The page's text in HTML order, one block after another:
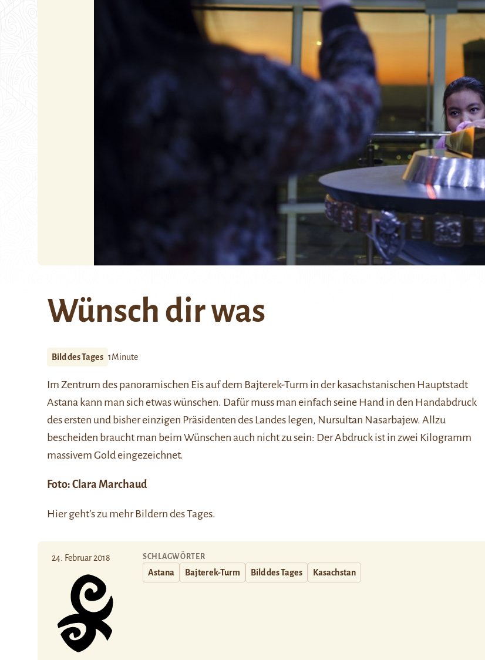
Wünsch dir was
Bild des Tages 1Minute
Im Zentrum des panoramischen Eis auf dem Bajterek-Turm in der kasachstanischen Hauptstadt
Astana kann man sich etwas wünschen. Dafür muss man einfach seine Hand in den Handabdruck
des ersten und bisher einzigen Präsidenten des Landes legen, Nursultan Nasarbajew. Allzu
bescheiden braucht man beim Wünschen auch nicht zu sein: Der Abdruck ist in zwei Kilogramm
massivem Gold eingezeichnet.
Foto: Clara Marchaud
Hiergeht’s zu mehr Bildern des Tages.
24. Februar 2018 SCHLAGWÖRTER
Astana Bajterek-Turm Bild des Tages Kasachstan